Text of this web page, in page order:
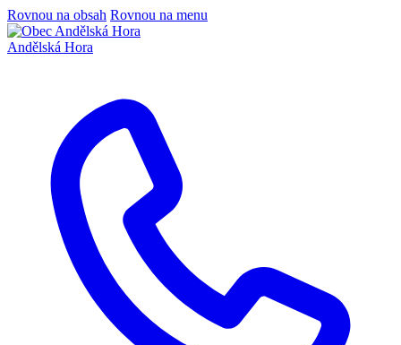
Rovnou na obsah Rovnou na menu
Andělská Hora